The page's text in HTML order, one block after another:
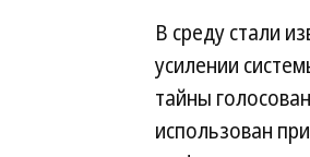
В среду стали
усилении
тайны
использован